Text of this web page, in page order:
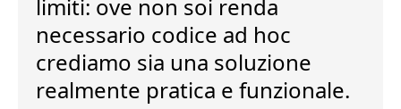
limiti: ove non soi renda
necessario codice ad hoc
crediamo sia una soluzione
realmente pratica e funzionale.